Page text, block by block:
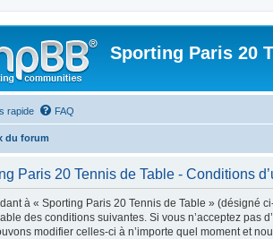
Sporting Paris 20
rapide FAQ
du forum
Paris 20 Tennis de Table - Conditions
à « Sporting Paris 20 Tennis de Table » (désigné
des conditions suivantes. Si vous n’acceptez pas
modifier celles-ci à n’importe quel moment et